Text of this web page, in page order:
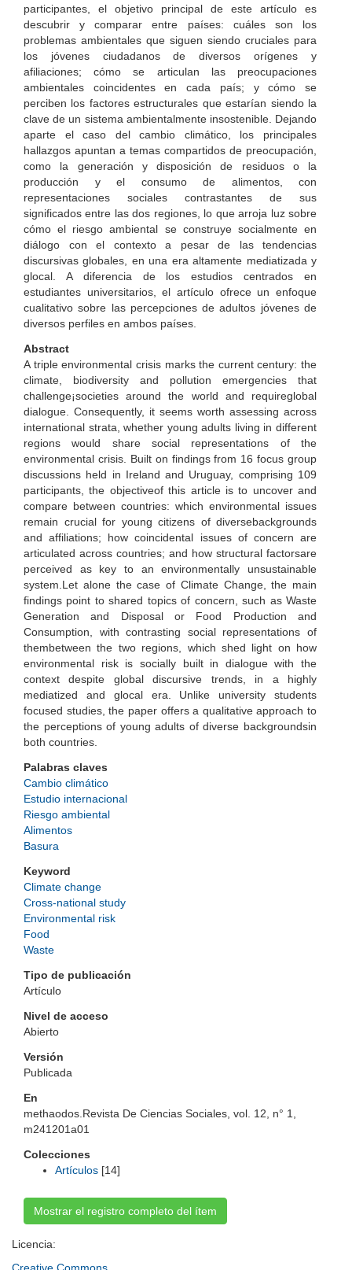
participantes, el objetivo principal de este artículo es
descubrir y comparar entre países: cuáles son los
problemas ambientales que siguen siendo cruciales para
los jóvenes ciudadanos de diversos orígenes y
afiliaciones; cómo se articulan las preocupaciones
ambientales coincidentes en cada país; y cómo se
perciben los factores estructurales que estarían siendo la
clave de un sistema ambientalmente insostenible. Dejando
aparte el caso del cambio climático, los principales
hallazgos apuntan a temas compartidos de preocupación,
como la generación y disposición de residuos o la
producción y el consumo de alimentos, con
representaciones sociales contrastantes de sus
significados entre las dos regiones, lo que arroja luz sobre
cómo el riesgo ambiental se construye socialmente en
diálogo con el contexto a pesar de las tendencias
discursivas globales, en una era altamente mediatizada y
glocal. A diferencia de los estudios centrados en
estudiantes universitarios, el artículo ofrece un enfoque
cualitativo sobre las percepciones de adultos jóvenes de
diversos perfiles en ambos países.
Abstract
A triple environmental crisis marks the current century: the
climate, biodiversity and pollution emergencies that
challenge¡societies around the world and requireglobal
dialogue. Consequently, it seems worth assessing across
international strata, whether young adults living in different
regions would share social representations of the
environmental crisis. Built on findings from 16 focus group
discussions held in Ireland and Uruguay, comprising 109
participants, the objectiveof this article is to uncover and
compare between countries: which environmental issues
remain crucial for young citizens of diversebackgrounds
and affiliations; how coincidental issues of concern are
articulated across countries; and how structural factorsare
perceived as key to an environmentally unsustainable
system.Let alone the case of Climate Change, the main
findings point to shared topics of concern, such as Waste
Generation and Disposal or Food Production and
Consumption, with contrasting social representations of
thembetween the two regions, which shed light on how
environmental risk is socially built in dialogue with the
context despite global discursive trends, in a highly
mediatized and glocal era. Unlike university students
focused studies, the paper offers a qualitative approach to
the perceptions of young adults of diverse backgroundsin
both countries.
Palabras claves
Cambio climático
Estudio internacional
Riesgo ambiental
Alimentos
Basura
Keyword
Climate change
Cross-national study
Environmental risk
Food
Waste
Tipo de publicación
Artículo
Nivel de acceso
Abierto
Versión
Publicada
En
methaodos.Revista De Ciencias Sociales, vol. 12, n° 1,
m241201a01
Colecciones
Artículos [14]
Mostrar el registro completo del ítem
Licencia: